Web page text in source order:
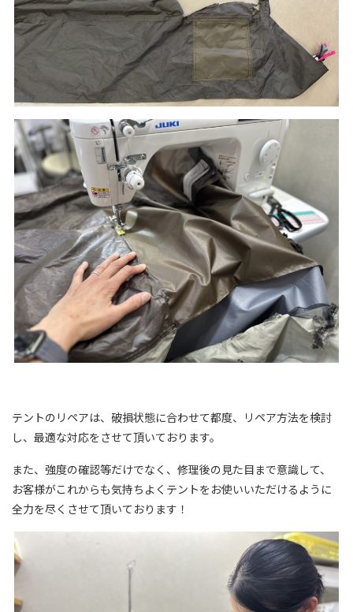
テントのリペアは、破損状態に合わせて都度、リペア方法を検討
し、最適な対応をさせて頂いております。
また、強度の確認等だけでなく、修理後の見た目まで意識して、
お客様がこれからも気持ちよくテントをお使いいただけるように
全力を尽くさせて頂いております！